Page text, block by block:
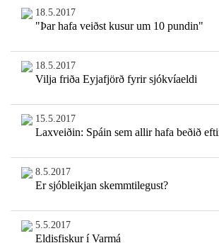
18.5.2017
"Þar hafa veiðst kusur um 10 pundin"
18.5.2017
Vilja friða Eyjafjörð fyrir sjókvíaeldi
15.5.2017
Laxveiðin: Spáin sem allir hafa beðið
8.5.2017
Er sjóbleikjan skemmtilegust?
5.5.2017
Eldisfiskur í Varmá